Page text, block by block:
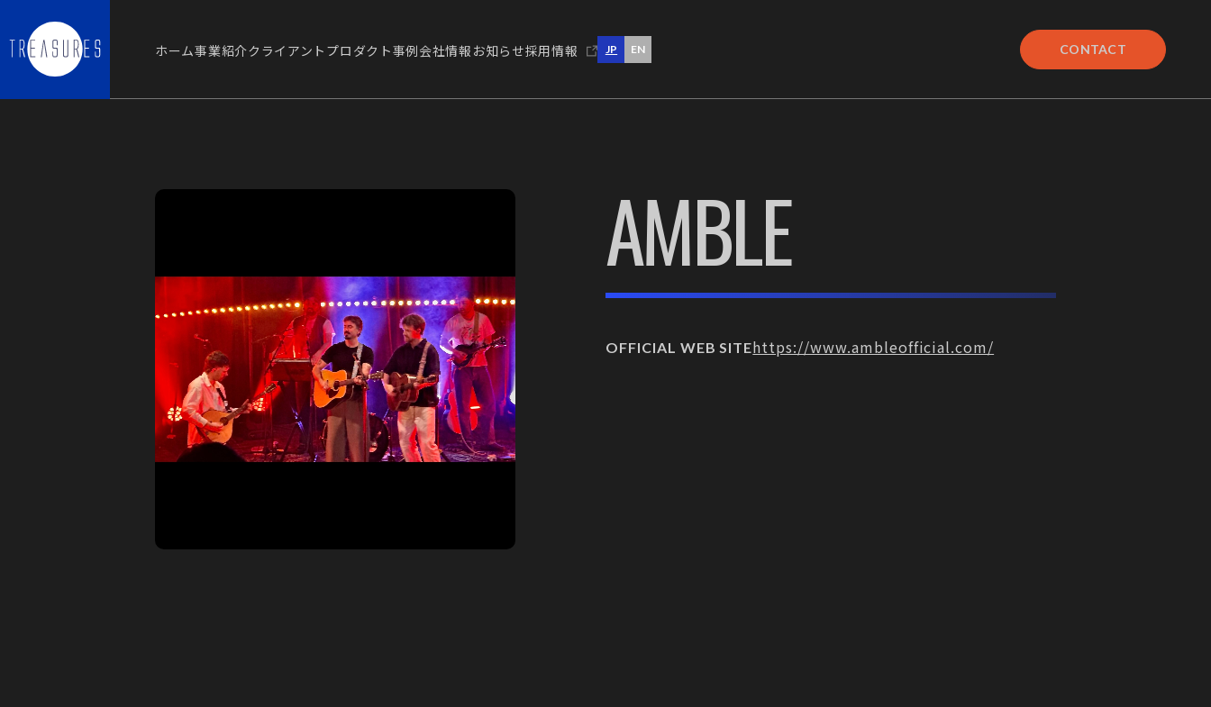
ホーム事業紹介クライアント プロダクト事例会社情報 お知らせ採用情報
JP EN
CONTACT
CONTACT
AMBLE
OFFICIAL WEB SITEhttps://www.ambleofficial.com/